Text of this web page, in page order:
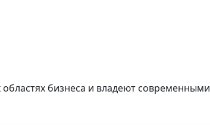
бизнеса и владеют современными